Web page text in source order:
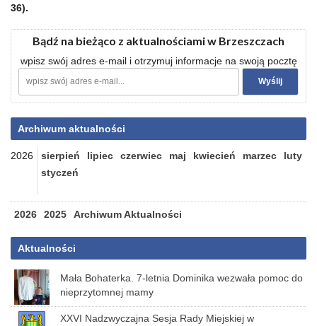
36).
Bądź na bieżąco z aktualnościami w Brzeszczach
wpisz swój adres e-mail i otrzymuj informacje na swoją pocztę
Archiwum aktualności
2026 sierpień lipiec czerwiec maj kwiecień marzec
luty
styczeń
2026 2025 Archiwum Aktualności
Aktualności
Mała Bohaterka. 7-letnia Dominika wezwała pomoc do
nieprzytomnej mamy
XXVI Nadzwyczajna Sesja Rady Miejskiej w